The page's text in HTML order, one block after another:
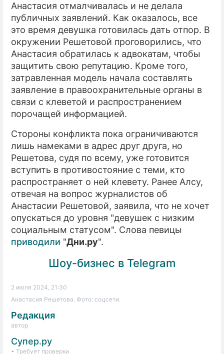
Анастасия отмалчивалась и не делала
публичных заявлений. Как оказалось, все
это время девушка готовилась дать отпор. В
окружении Решетовой проговорились, что
Анастасия обратилась к адвокатам, чтобы
защитить свою репутацию. Кроме того,
затравленная модель начала составлять
заявление в правоохранительные органы в
связи с клеветой и распространением
порочащей информацией.
Стороны конфликта пока ограничиваются
лишь намеками в адрес друг друга, но
Решетова, судя по всему, уже готовится
вступить в противостояние с теми, кто
распространяет о ней клевету. Ранее Алсу,
отвечая на вопрос журналистов об
Анастасии Решетовой, заявила, что не хочет
опускаться до уровня "девушек с низким
социальным статусом". Слова певицы
приводили "Дни.ру".
Шоу-бизнес в Telegram
2 июля 2024, 21:30
Анастасия Решетова. Фото: соцсети.
Редакция
автор
Супер.ру
• Требует проверки